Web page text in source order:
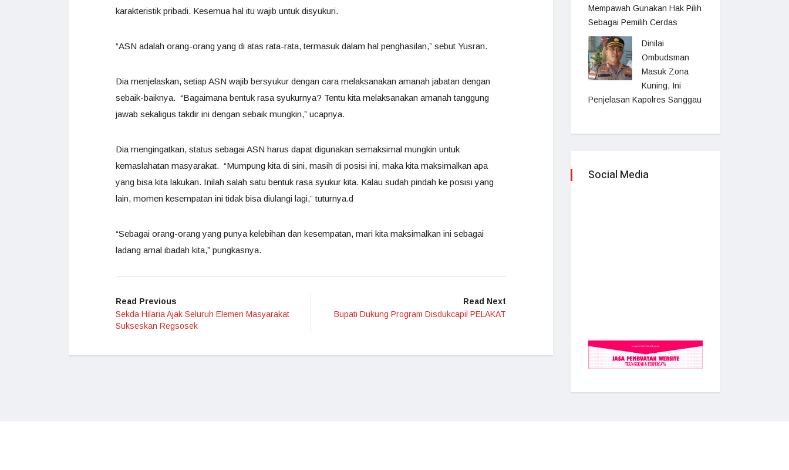
karakteristik pribadi. Kesemua hal itu wajib untuk disyukuri.
“ASN adalah orang-orang yang di atas rata-rata, termasuk dalam hal penghasilan,” sebut Yusran.
Dia menjelaskan, setiap ASN wajib bersyukur dengan cara melaksanakan amanah jabatan dengan
sebaik-baiknya. “Bagaimana bentuk rasa syukurnya? Tentu kita melaksanakan amanah tanggung
jawab sekaligus takdir ini dengan sebaik mungkin,” ucapnya.
Dia mengingatkan, status sebagai ASN harus dapat digunakan semaksimal mungkin untuk
kemaslahatan masyarakat. “Mumpung kita di sini, masih di posisi ini, maka kita maksimalkan apa
yang bisa kita lakukan. Inilah salah satu bentuk rasa syukur kita. Kalau sudah pindah ke posisi yang
lain, momen kesempatan ini tidak bisa diulangi lagi,” tuturnya.d
“Sebagai orang-orang yang punya kelebihan dan kesempatan, mari kita maksimalkan ini sebagai
ladang amal ibadah kita,” pungkasnya.
Read Previous
Sekda Hilaria Ajak Seluruh Elemen Masyarakat
Sukseskan Regsosek
Read Next
Bupati Dukung Program Disdukcapil PELAKAT
Mempawah Gunakan Hak Pilih
Sebagai Pemilih Cerdas
Dinilai
Ombudsman
Masuk Zona
Kuning, Ini
Penjelasan Kapolres Sanggau
Social Media